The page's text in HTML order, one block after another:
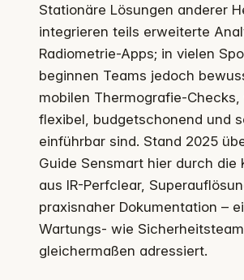
Stationäre Lösungen anderer
integrieren teils erweiterte
Radiometrie-Apps; in vielen
beginnen Teams jedoch
mobilen Thermografie-Checks,
flexibel, budgetschonend und
einführbar sind. Stand 2025
Guide Sensmart hier durch die
aus IR-Perfclear,
praxisnaher Dokumentation –
Wartungs- wie
gleichermaßen adressiert.